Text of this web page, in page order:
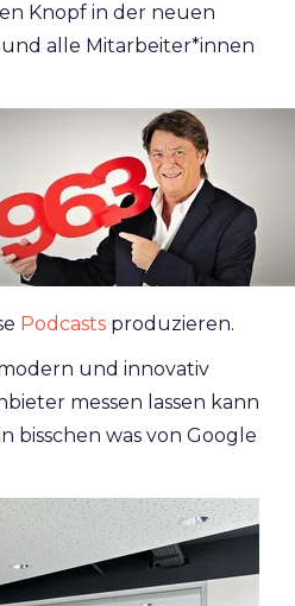
Knopf in der neuen
alle Mitarbeiter*innen
Podcasts produzieren.
und innovativ
messen lassen kann
bisschen was von Google